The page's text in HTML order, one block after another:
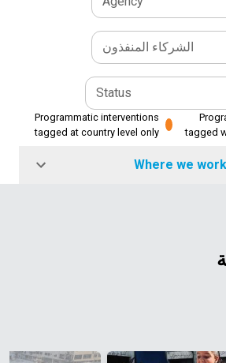
الشركاء المنفذون
Status
tagged
Programmatic interventions
tagged at country level only
Where we